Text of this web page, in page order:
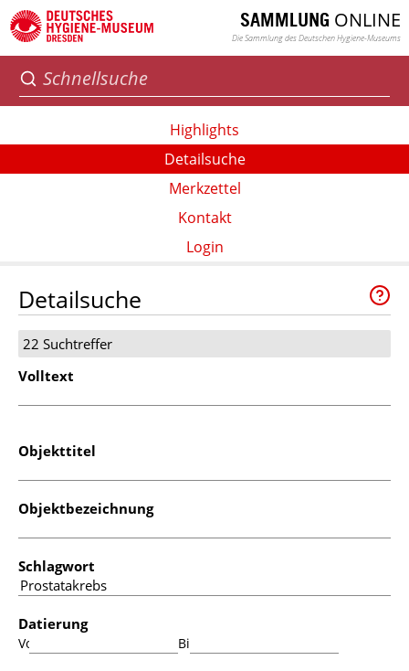
SAMMLUNG ONLINE
Die Sammlung des Deutschen Hygiene-Museums
Highlights
Detailsuche
Merkzettel
Kontakt
Login
Detailsuche
22 Suchtreffer
Volltext
Objekttitel
Objektbezeichnung
Schlagwort
Datierung
Von: Bis: